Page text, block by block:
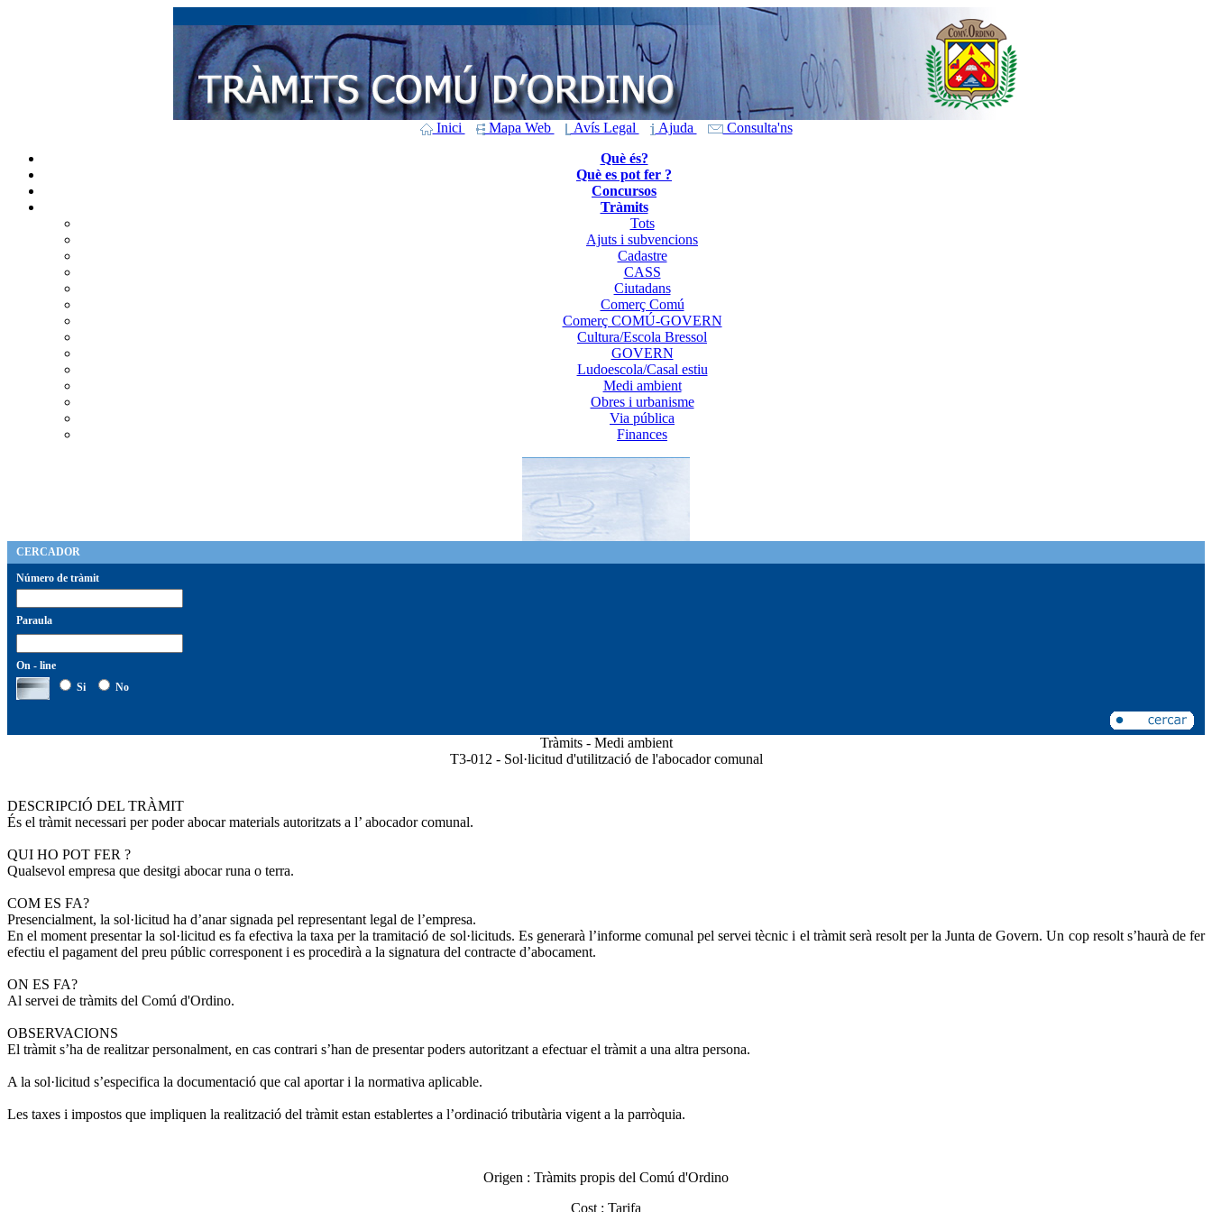
Inici Mapa Web Avís Legal Ajuda
Consulta'ns
Què és?
Què es pot fer ?
Concursos
Tràmits
Tots
Ajuts i subvencions
Cadastre
CASS
Ciutadans
Comerç Comú
Comerç COMÚ-GOVERN
Cultura/Escola Bressol
GOVERN
Ludoescola/Casal estiu
Medi ambient
Obres i urbanisme
Via pública
Finances
CERCADOR
Número de tràmit
Paraula
On - line
Si
No
Tràmits - Medi ambient
T3-012 - Sol·licitud d'utilització de l'abocador comunal
DESCRIPCIÓ DEL TRÀMIT
És el tràmit necessari per poder abocar materials autoritzats a l’ abocador comunal.
QUI HO POT FER ?
Qualsevol empresa que desitgi abocar runa o terra.
COM ES FA?
Presencialment, la sol·licitud ha d’anar signada pel representant legal de l’empresa.
En el moment presentar la sol·licitud es fa efectiva la taxa per la tramitació de sol·licituds. Es generarà l’informe comunal pel servei tècnic i el tràmit serà resolt per la Junta de Govern. Un cop resolt s’haurà de fer
efectiu el pagament del preu públic corresponent i es procedirà a la signatura del contracte d’abocament.
ON ES FA?
Al servei de tràmits del Comú d'Ordino.
OBSERVACIONS
El tràmit s’ha de realitzar personalment, en cas contrari s’han de presentar poders autoritzant a efectuar el tràmit a una altra persona.
A la sol·licitud s’especifica la documentació que cal aportar i la normativa aplicable.
Les taxes i impostos que impliquen la realització del tràmit estan establertes a l’ordinació tributària vigent a la parròquia.
Origen : Tràmits propis del Comú d'Ordino
Cost : Tarifa